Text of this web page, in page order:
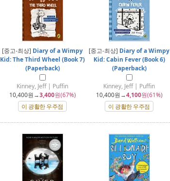
[중고-최상] Diary of a Wimpy
Kid: The Third Wheel (Book 7)
(Paperback)
Kinney, Jeff | Puffin
10,400원→3,400원(67%)
이 광활한 우주점
[중고-최상] Diary of a Wimpy
Kid: Cabin Fever (Book 6)
(Paperback)
Kinney, Jeff | Puffin
10,400원→4,100원(61%)
이 광활한 우주점